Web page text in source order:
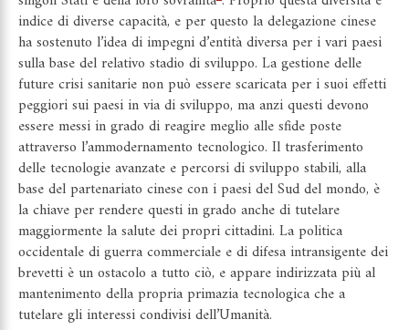
indice di diverse capacità, e per questo la delegazione cinese
ha sostenuto l’idea di impegni d’entità diversa per i vari paesi
sulla base del relativo stadio di sviluppo. La gestione delle
future crisi sanitarie non può essere scaricata per i suoi effetti
peggiori sui paesi in via di sviluppo, ma anzi questi devono
essere messi in grado di reagire meglio alle sfide poste
attraverso l’ammodernamento tecnologico. Il trasferimento
delle tecnologie avanzate e percorsi di sviluppo stabili, alla
base del partenariato cinese con i paesi del Sud del mondo, è
la chiave per rendere questi in grado anche di tutelare
maggiormente la salute dei propri cittadini. La politica
occidentale di guerra commerciale e di difesa intransigente dei
brevetti è un ostacolo a tutto ciò, e appare indirizzata più al
mantenimento della propria primazia tecnologica che a
tutelare gli interessi condivisi dell’Umanità.